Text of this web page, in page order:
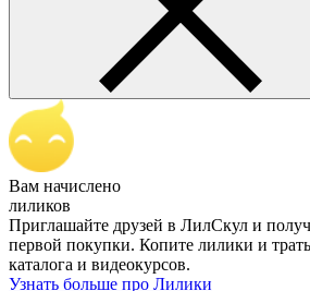
Вам начислено
лиликов
Приглашайте друзей в ЛилСкул и
первой покупки. Копите лилики и
каталога и видеокурсов.
Узнать больше про Лилики